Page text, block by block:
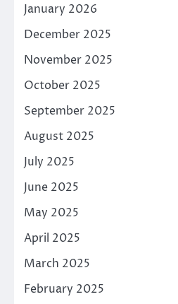
January 2026
December 2025
November 2025
October 2025
September 2025
August 2025
July 2025
June 2025
May 2025
April 2025
March 2025
February 2025